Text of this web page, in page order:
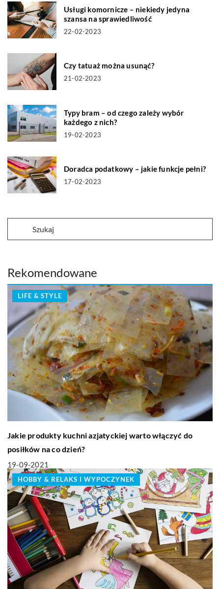
Usługi komornicze – niekiedy jedyna
szansa na sprawiedliwość
22-02-2023
Czy tatuaż można usunąć?
21-02-2023
Typy bram – od czego zależy wybór
każdego z nich?
19-02-2023
Doradca podatkowy – jakie funkcje pełni?
17-02-2023
Rekomendowane
LIFE & STYLE
Jakie produkty kuchni azjatyckiej warto włączyć do
posiłków na co dzień?
19-09-2021
HOBBY & RELAKS I WYPOCZYNEK